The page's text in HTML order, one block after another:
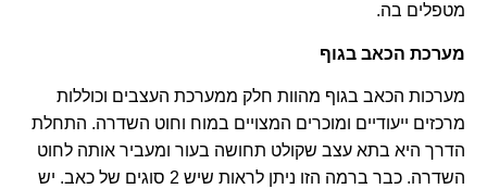
מטפלים בה.
מערכת הכאב בגוף
מערכות הכאב בגוף מהוות חלק ממערכת העצבים וכוללות
מרכזים ייעודיים ומוכרים המצויים במוח וחוט השדרה. התחלת
הדרך היא בתא עצב שקולט תחושה בעור ומעביר אותה לחוט
השדרה. כבר ברמה הזו ניתן לראות שיש 2 סוגים של כאב. יש